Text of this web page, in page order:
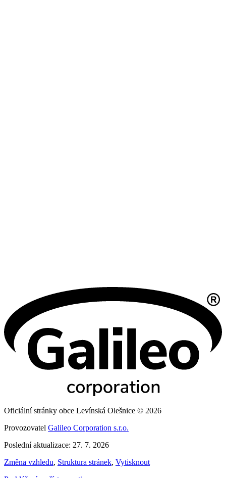
Oficiální stránky obce Levínská Olešnice © 2026
Provozovatel Galileo Corporation s.r.o.
Poslední aktualizace: 27. 7. 2026
Změna vzhledu, Struktura stránek, Vytisknout